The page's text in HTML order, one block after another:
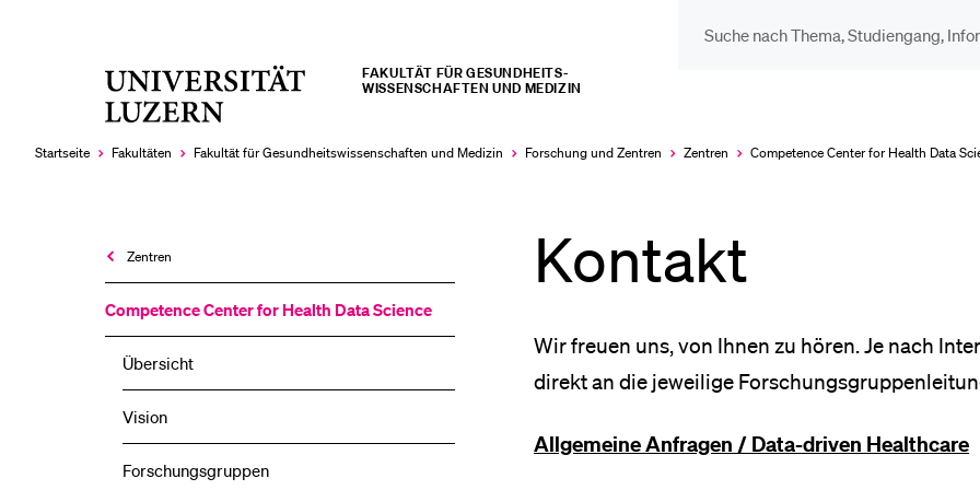
Universität
FAKULTÄT FÜR GESUNDHEITS­­
WISSENSCHAFTEN UND MEDIZIN
Startseite Fakultäten Fakultät für Gesundheits­­wissenschaften und Medizin Forschung und Zentren Zentren Competence Center for Health Data
Zentren
Competence Center for Health Data Science
Übersicht
Vision
Forschungsgruppen
Kontakt
Wir freuen uns, von Ihnen zu hören. Je nach
direkt an die jeweilige
Allgemeine Anfragen / Data-driven Healthcare
LETZTE SUCHEN
DIE UNI FÜR…
Schulklassen und
Studien­interessierte
Studierende